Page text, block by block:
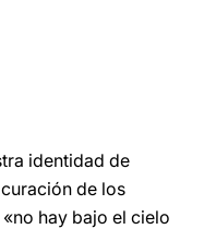
identidad de
de los
hay bajo el cielo